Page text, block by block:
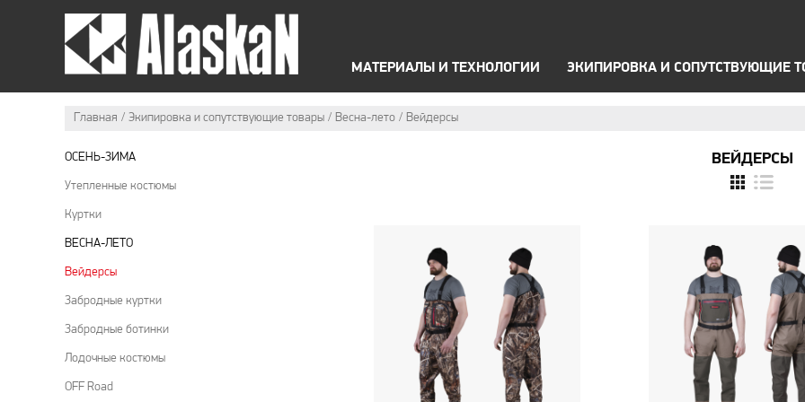
МАТЕРИАЛЫ И ТЕХНОЛОГИИ
ЛЕТНЯЯ ЭКИПИРОВКА ЗИМНЯЯ ЭКИПИРОВКА ТЕРМОБЕЛЬЕ
ЭКИПИРОВКА И СОПУТСТВУЮЩИЕ
Главная Экипировка и сопутствующие товары Весна-лето Вейдерсы
ОСЕНЬ-ЗИМА
Утепленные костюмы
Куртки
ВЕСНА-ЛЕТО
Вейдерсы
Забродные куртки
Забродные ботинки
Лодочные костюмы
OFF Road
ВЕЙДЕРСЫ